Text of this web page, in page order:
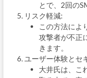
とで、2回の
リスク軽減:
この方法によ
攻撃者が不正
きます。
ユーザー体験とセ
大井氏は、こ